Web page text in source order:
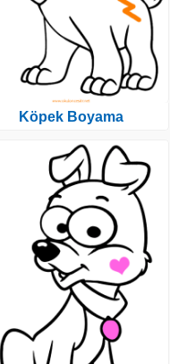
Köpek Boyama